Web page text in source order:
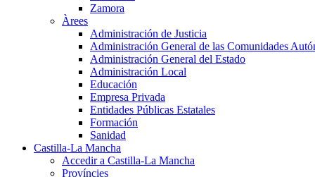
Zamora
Àrees
Administración de Justicia
Administración General de las Comunidades
Administración General del Estado
Administración Local
Educación
Empresa Privada
Entidades Públicas Estatales
Formación
Sanidad
Castilla-La Mancha
Accedir a Castilla-La Mancha
Províncies